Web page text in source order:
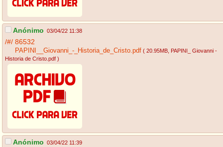
Anónimo 03/04/22 11:38
/#/ 86532
PAPINI__Giovanni_-_Historia_de_Cristo.pdf ( 20.95MB , PAPINI_ Giovanni -
Historia de Cristo.pdf )
Anónimo 03/04/22 11:39